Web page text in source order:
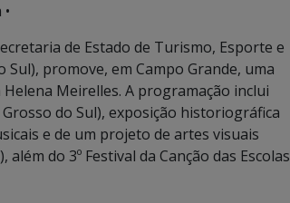
de Estado de Turismo, Esporte e
Sul), promove, em Campo Grande, uma
Meirelles. A programação inclui
do Sul), exposição historiográfica
e de um projeto de artes visuais
do 3º Festival da Canção das Escolas